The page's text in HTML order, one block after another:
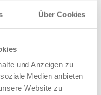
Über Cookies
und Anzeigen zu
Medien anbieten
Website zu
der Admiral-Hipper-
Feldherrn
als Kriegsbeute zu und